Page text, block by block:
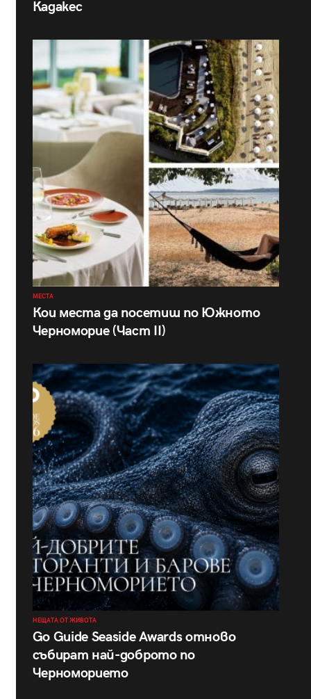
Кадакес
МЕСТА
Кои места да посетиш по Южното
Черноморие (Част II)
НЕЩАТА ОТ ЖИВОТА
Go Guide Seaside Awards отново
събират най-доброто по
Черноморието